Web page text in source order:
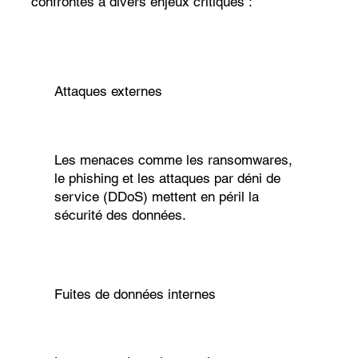
Attaques externes
Les menaces comme les ransomwares,
le phishing et les attaques par déni de
service (DDoS) mettent en péril la
sécurité des données.
Fuites de données internes